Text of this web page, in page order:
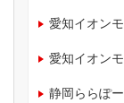
愛知イオン
愛知イオン
静岡ららぽ